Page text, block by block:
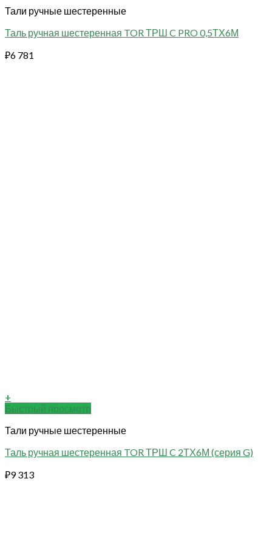
Тали ручные шестеренные
Таль ручная шестеренная TOR ТРШ C PRO 0,5ТХ6М
₽6 781
+
Быстрый просмотр
Тали ручные шестеренные
Таль ручная шестеренная TOR ТРШ C 2ТХ6М (серия G)
₽9 313